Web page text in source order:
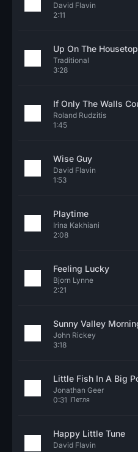
David Flavin
2:11
Up On The
Traditional
3:28
If Only The Walls
Roland Rudzitis
1:45
Wise Guy
David Flavin
1:53
Playtime
Irina Kakhiani
2:08
Feeling Lucky
Bjorn Lynne
2:21
Sunny Valley
John Rickey
3:18
Little Fish In A Big
Jonathan Geer
0:31
Петля
Happy Little Tune
David Flavin